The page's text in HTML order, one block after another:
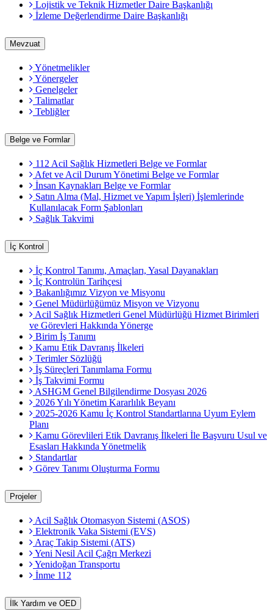
Lojistik ve Teknik Hizmetler Daire Başkanlığı
İzleme Değerlendirme Daire Başkanlığı
Mevzuat
Yönetmelikler
Yönergeler
Genelgeler
Talimatlar
Tebliğler
Belge ve Formlar
112 Acil Sağlık Hizmetleri Belge ve Formlar
Afet ve Acil Durum Yönetimi Belge ve Formlar
İnsan Kaynakları Belge ve Formlar
Satın Alma (Mal, Hizmet ve Yapım İşleri) İşlemlerinde
Kullanılacak Form Şablonları
Sağlık Takvimi
İç Kontrol
İç Kontrol Tanımı, Amaçları, Yasal Dayanakları
İç Kontrolün Tarihçesi
Bakanlığımız Vizyon ve Misyonu
Genel Müdürlüğümüz Misyon ve Vizyonu
Acil Sağlık Hizmetleri Genel Müdürlüğü Hizmet Birimleri
ve Görevleri Hakkında Yönerge
Birim İş Tanımı
Kamu Etik Davranış İlkeleri
Terimler Sözlüğü
İş Süreçleri Tanımlama Formu
İş Takvimi Formu
ASHGM Genel Bilgilendirme Dosyası 2026
2026 Yılı Yönetim Kararlılık Beyanı
2025-2026 Kamu İç Kontrol Standartlarına Uyum Eylem
Planı
Kamu Görevlileri Etik Davranış İlkeleri İle Başvuru Usul ve
Esasları Hakkında Yönetmelik
Standartlar
Görev Tanımı Oluşturma Formu
Projeler
Acil Sağlık Otomasyon Sistemi (ASOS)
Elektronik Vaka Sistemi (EVS)
Araç Takip Sistemi (ATS)
Yeni Nesil Acil Çağrı Merkezi
Yenidoğan Transportu
İnme 112
İlk Yardım ve OED